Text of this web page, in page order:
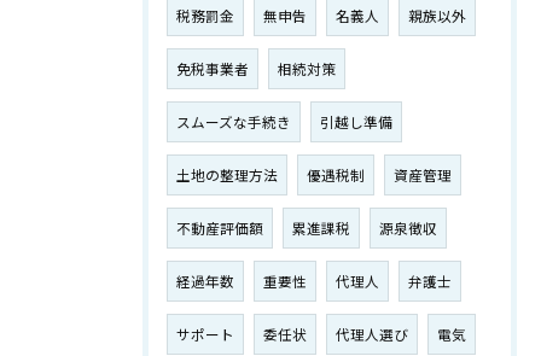
税務罰金 無申告 名義人 親族以外
免税事業者 相続対策
スムーズな手続き 引越し準備
土地の整理方法 優遇税制 資産管理
不動産評価額 累進課税 源泉徴収
経過年数 重要性 代理人 弁護士
サポート 委任状 代理人選び 電気